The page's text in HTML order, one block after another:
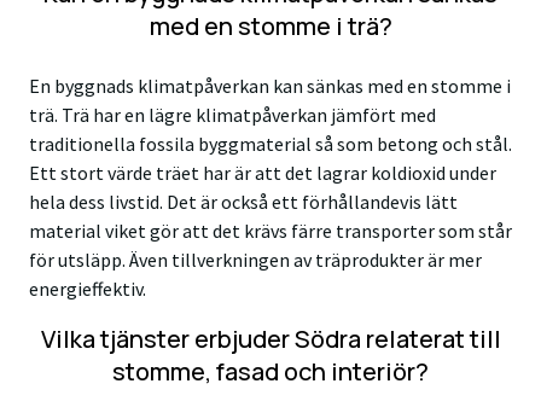
med en stomme i trä?
En byggnads klimatpåverkan kan sänkas med en stomme i
trä. Trä har en lägre klimatpåverkan jämfört med
traditionella fossila byggmaterial så som betong och stål.
Ett stort värde träet har är att det lagrar koldioxid under
hela dess livstid. Det är också ett förhållandevis lätt
material viket gör att det krävs färre transporter som står
för utsläpp. Även tillverkningen av träprodukter är mer
energieffektiv.
Vilka tjänster erbjuder Södra relaterat till
stomme, fasad och interiör?